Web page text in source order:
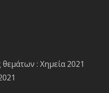
: Χημεία 2021